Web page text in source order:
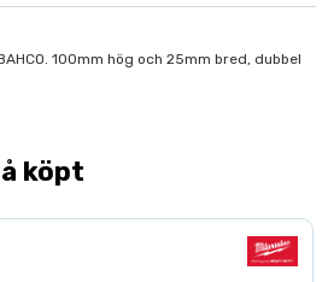
100mm hög och 25mm bred, dubbel
köpt